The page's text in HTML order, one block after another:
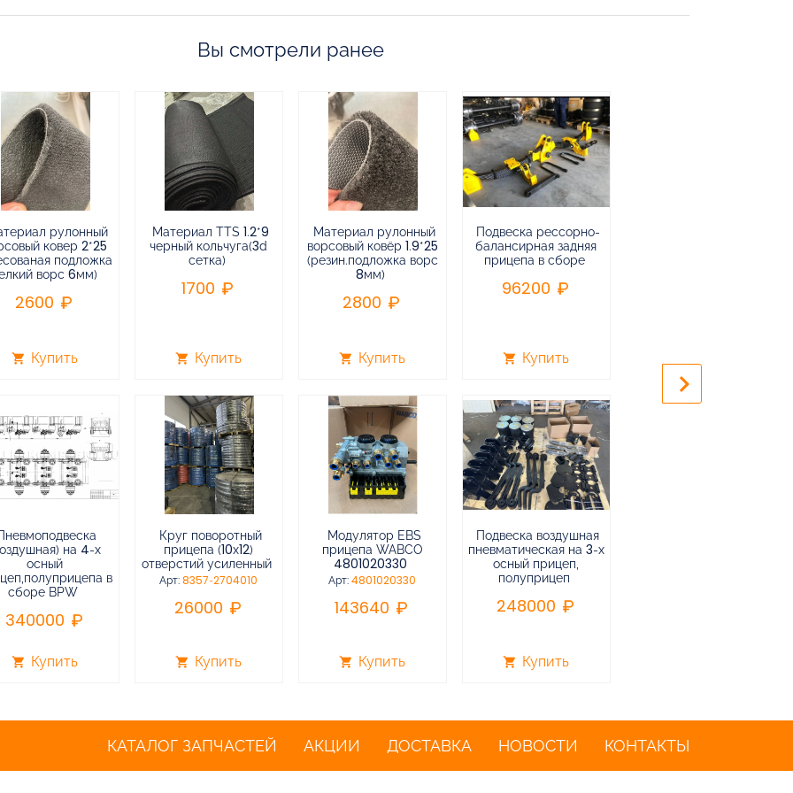
Вы смотрели ранее
рулонный
ковер 2*25
подложка
ворс 6мм)
2600
shopping_cart Купить
на 4-х
осный
в
сборе BPW
340000
shopping_cart Купить
Материал TTS 1.2*9
черный кольчуга(3d
сетка)
1700
shopping_cart Купить
Круг поворотный
прицепа (10х12)
отверстий усиленный
Арт:8357-2704010
26000
shopping_cart Купить
Материал рулонный
ворсовый ковёр 1.9*25
(резин.подложка ворс
8мм)
2800
shopping_cart Купить
Модулятор EBS
прицепа WABCO
4801020330
Арт:4801020330
143640
shopping_cart Купить
Подвеска рессорно-
балансирная задняя
прицепа в сборе
96200
shopping_cart Купить
Подвеска воздушная
пневматическая на 3-х
осный прицеп,
полуприцеп
248000
shopping_cart Купить
keyboard_arrow_right
КАТАЛОГ ЗАПЧАСТЕЙ АКЦИИ ДОСТАВКА НОВОСТИ КОНТАКТЫ